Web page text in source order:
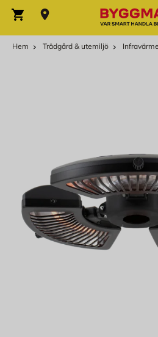
Varukorg
Hem Trädgård & utemiljö